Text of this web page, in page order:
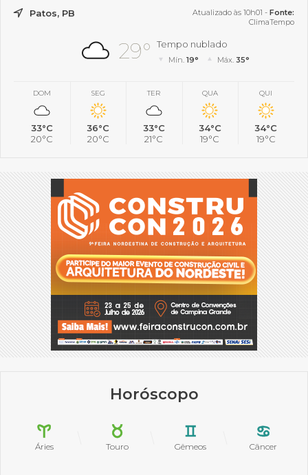
Patos, PB Atualizado às 10h01 - Fonte:
ClimaTempo
29° Tempo nublado
Mín.19° Máx. 35°
DOM
33°C
20°C
SEG
36°C
20°C
TER
33°C
21°C
QUA
34°C
19°C
QUI
34°C
19°C
Horóscopo
Áries Touro Gêmeos Câncer